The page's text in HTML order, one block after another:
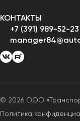
КОНТАКТЫ
+7 (391) 989-52-23
© 2026 ООО
Политика